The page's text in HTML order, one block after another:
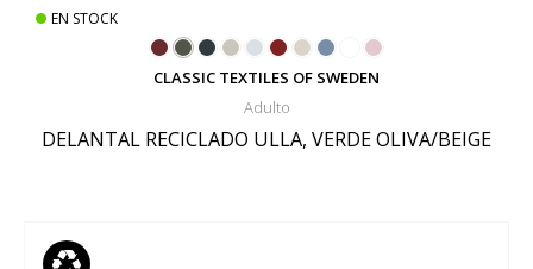
EN STOCK
CLASSIC TEXTILES OF SWEDEN
Adulto
DELANTAL RECICLADO ULLA, VERDE OLIVA/BEIGE